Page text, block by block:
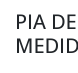
PIA